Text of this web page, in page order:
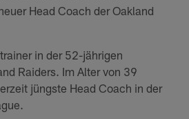
Head Coach der Oakland
in der 52-jährigen
Raiders. Im Alter von 39
jüngste Head Coach in der